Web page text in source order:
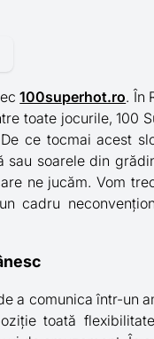
100superhot.ro. În
toate jocurile, 100
ce tocmai acest
soarele din
ne jucăm. Vom
cadru
a comunica într-un
toată